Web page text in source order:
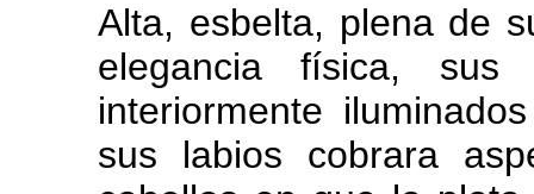
Alta, esbelta, plena de
elegancia física, sus
interiormente
sus labios cobrara